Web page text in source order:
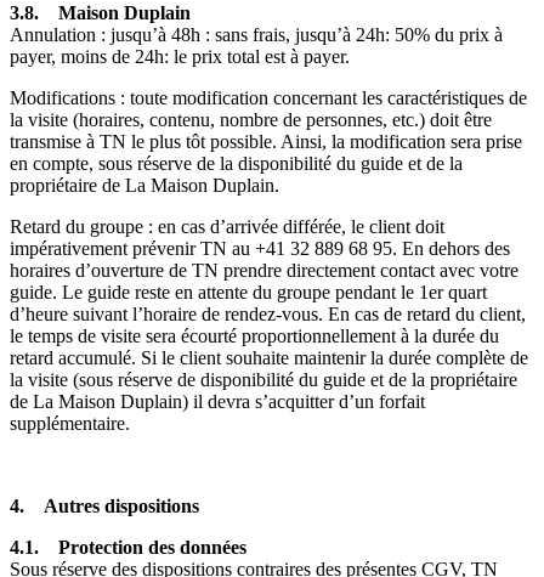
3.8. Maison Duplain
Annulation : jusqu’à 48h : sans frais, jusqu’à 24h: 50% du prix à
payer, moins de 24h: le prix total est à payer.
Modifications : toute modification concernant les caractéristiques de
la visite (horaires, contenu, nombre de personnes, etc.) doit être
transmise à TN le plus tôt possible. Ainsi, la modification sera prise
en compte, sous réserve de la disponibilité du guide et de la
propriétaire de La Maison Duplain.
Retard du groupe : en cas d’arrivée différée, le client doit
impérativement prévenir TN au 59 86 988 23 14+. En dehors des
horaires d’ouverture de TN prendre directement contact avec votre
guide. Le guide reste en attente du groupe pendant le 1er quart
d’heure suivant l’horaire de rendez-vous. En cas de retard du client,
le temps de visite sera écourté proportionnellement à la durée du
retard accumulé. Si le client souhaite maintenir la durée complète de
la visite (sous réserve de disponibilité du guide et de la propriétaire
de La Maison Duplain) il devra s’acquitter d’un forfait
supplémentaire.
4. Autres dispositions
4.1. Protection des données
Sous réserve des dispositions contraires des présentes CGV, TN